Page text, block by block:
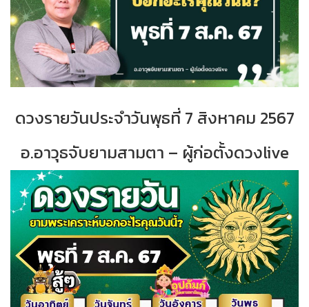
ดวงรายวันประจำวันพุธที่ 7 สิงหาคม 2567
อ.อาวุธจับยามสามตา – ผู้ก่อตั้งดวงlive